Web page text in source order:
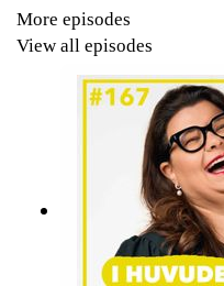
More episodes
View all episodes